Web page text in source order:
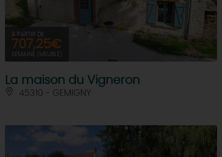
À PARTIR DE
707,25€
SEMAINE (MEUBLÉ)
La maison du Vigneron
45310 - GEMIGNY